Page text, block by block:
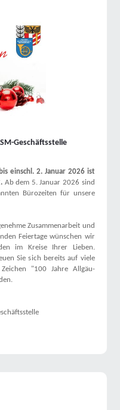
Geschäftsstelle
einschl. 2. Januar 2026 ist
Ab dem 5. Januar 2026 sind
Bürozeiten für unsere
Zusammenarbeit und
Feiertage wünschen wir
im Kreise Ihrer Lieben.
Sie sich bereits auf viele
"100 Jahre Allgäu-